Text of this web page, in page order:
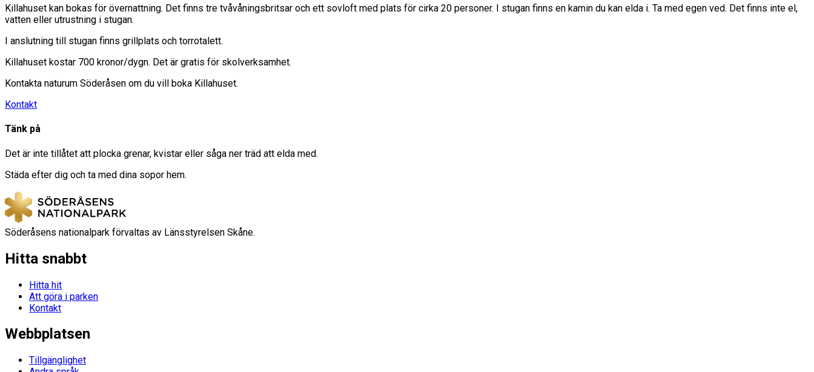
Killahuset kan bokas för övernattning. Det finns tre tvåvåningsbritsar och ett sovloft med plats för cirka 20 personer. I stugan finns en kamin du kan elda i. Ta med egen ved. Det finns inte el,
vatten eller utrustning i stugan.
I anslutning till stugan finns grillplats och torrotalett.
Killahuset kostar 700 kronor/dygn. Det är gratis för skolverksamhet.
Kontakta naturum Söderåsen om du vill boka Killahuset.
Kontakt
Tänk på
Det är inte tillåtet att plocka grenar, kvistar eller såga ner träd att elda med.
Städa efter dig och ta med dina sopor hem.
Söderåsens nationalpark förvaltas av Länsstyrelsen Skåne.
Hitta snabbt
Hitta hit
Att göra i parken
Kontakt
Webbplatsen
Tillgänglighet